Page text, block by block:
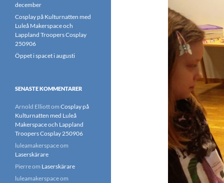
december
Cosplay på Kulturnatten med
Luleå Makerspace och
Lappland Troopers Cosplay
250906
Öppet i spacet i augusti
SENASTE KOMMENTARER
Arnold Elliottom Cosplay på
Kulturnatten med Luleå
Makerspace och Lappland
Troopers Cosplay 250906
luleamakerspaceom
Laserskärare
Pierreom Laserskärare
luleamakerspaceom